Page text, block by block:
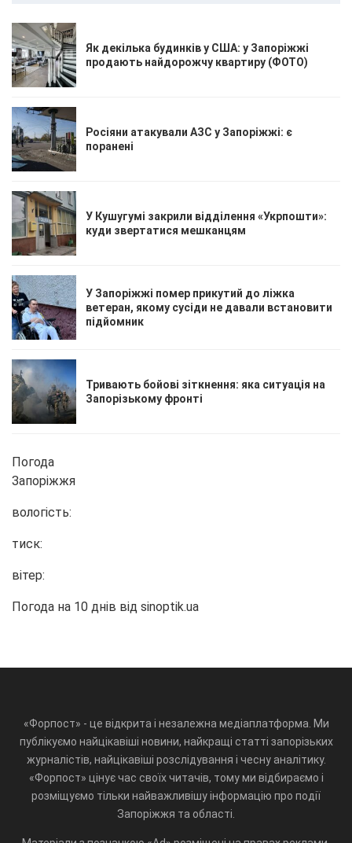
Як декілька будинків у США: у Запоріжжі
продають найдорожчу квартиру (ФОТО)
Росіяни атакували АЗС у Запоріжжі: є
поранені
У Кушугумі закрили відділення «Укрпошти»:
куди звертатися мешканцям
У Запоріжжі помер прикутий до ліжка
ветеран, якому сусіди не давали встановити
підйомник
Тривають бойові зіткнення: яка ситуація на
Запорізькому фронті
Погода
Запоріжжя
вологість:
тиск:
вітер:
Погода на 10 днів від sinoptik.ua
«Форпост» - це відкрита і незалежна медіаплатформа. Ми
публікуємо найцікавіші новини, найкращі статті запорізьких
журналістів, найцікавіші розслідування і чесну аналітику.
«Форпост» цінує час своїх читачів, тому ми відбираємо і
розміщуємо тільки найважливішу інформацію про події
Запоріжжя та області.